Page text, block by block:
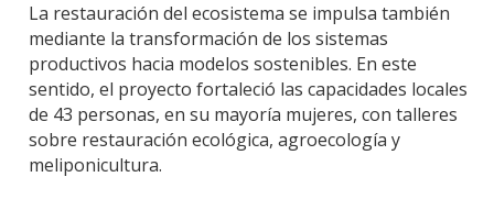
La restauración del ecosistema se impulsa también
mediante la transformación de los sistemas
productivos hacia modelos sostenibles. En este
sentido, el proyecto fortaleció las capacidades locales
de 43 personas, en su mayoría mujeres, con talleres
sobre restauración ecológica, agroecología y
meliponicultura.